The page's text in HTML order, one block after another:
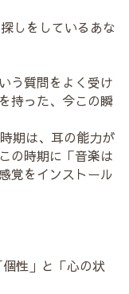
しをしているあな
う質問をよく受け
持った、今この瞬
期は、耳の能力が
の時期に「音楽は
覚をインストール
性」と「心の状